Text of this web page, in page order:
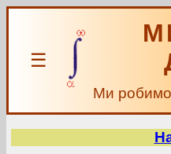
☰
Ми робимо